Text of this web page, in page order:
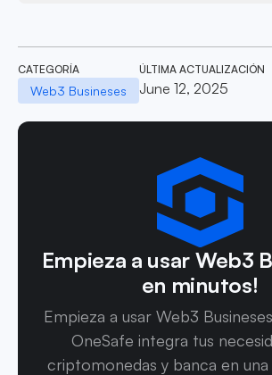
CATEGORÍA
Web3 Busineses
ÚLTIMA ACTUALIZACIÓN
June 12, 2025
Empieza a usar Web3
en minutos!
Empieza a usar Web3
OneSafe integra tus
criptomonedas y banca en